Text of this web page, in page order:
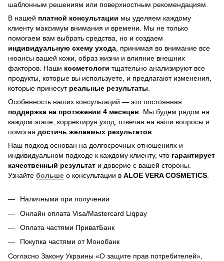
шаблонным решениям или поверхностным рекомендациям.
В нашей платной консультации мы уделяем каждому
клиенту максимум внимания и времени. Мы не только
помогаем вам выбрать средства, но и создаем
индивидуальную схему ухода , принимая во внимание все
нюансы вашей кожи, образ жизни и влияние внешних
факторов. Наши косметологи тщательно анализируют все
продукты, которые вы используете, и предлагают изменения,
которые принесут реальные результаты
Особенность наших консультаций — это постоянная
поддержка на протяжении 4 месяцев . Мы будем рядом на
каждом этапе, корректируя уход, отвечая на ваши вопросы и
помогая достичь желаемых результатов
Наш подход основан на долгосрочных отношениях и
индивидуальном подходе к каждому клиенту, что гарантирует
качественный результат и доверие с вашей стороны.
Узнайте больше о консультации в ALOE VERA COSMETICS
Наличными при получении
Онлайн оплата Visa/Mastercard Liqpay
Оплата частями ПриватБанк
Покупка частями от Монобанк
Согласно Закону Украины «О защите прав потребителей»,